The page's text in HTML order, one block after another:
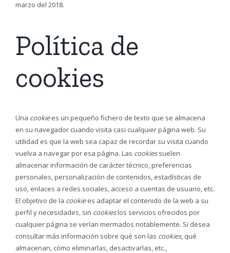
marzo del 2018.
Política de
cookies
Una cookiees un pequeño fichero de texto que se almacena
en su navegador cuando visita casi cualquier página web. Su
utilidad es que la web sea capaz de recordar su visita cuando
vuelva a navegar por esa página. Las cookiessuelen
almacenar información de carácter técnico, preferencias
personales, personalización de contenidos, estadísticas de
uso, enlaces a redes sociales, acceso a cuentas de usuario, etc.
El objetivo de la cookiees adaptar el contenido de la web a su
perfil y necesidades, sin cookieslos servicios ofrecidos por
cualquier página se verían mermados notablemente. Si desea
consultar más información sobre qué son las cookies, qué
almacenan, cómo eliminarlas, desactivarlas, etc.,